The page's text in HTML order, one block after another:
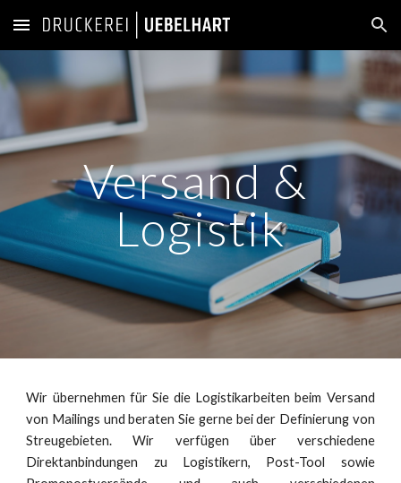
Skip to main content Skip to navigation
Versand &
Logistik
Wir übernehmen für Sie die Logistikarbeiten beim Versand
von Mailings und beraten Sie gerne bei der Definierung von
Streugebieten. Wir verfügen über verschiedene
Direktanbindungen zu Logistikern, Post-Tool sowie